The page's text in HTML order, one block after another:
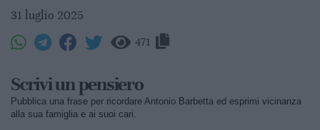
31 luglio 2025
471
Scrivi un pensiero
Pubblica una frase per ricordare Antonio Barbetta ed esprimi vicinanza
alla sua famiglia e ai suoi cari.